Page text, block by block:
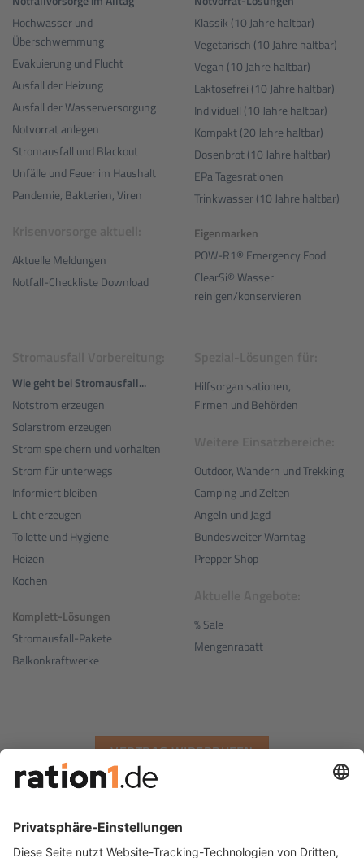
Hochwasser und
Überschwemmung
Evakuierung und Flucht
Ausfall der Heizung
Ausfall der Wasserversorgung
Notvorrat anlegen
Stromausfall und Blackout
Unfälle und Feuer im Haushalt
Pandemie, Bakterien, Viren
Aktuelle Meldungen
Notfall-Checkliste Download
Klassik (10 Jahre haltbar)
Vegetarisch (10 Jahre haltbar)
Vegan (10 Jahre haltbar)
Laktosefrei (10 Jahre haltbar)
Individuell (10 Jahre haltbar)
Kompakt (20 Jahre haltbar)
Dosenbrot (10 Jahre haltbar)
EPa Tagesrationen
Trinkwasser (10 Jahre haltbar)
Eigenmarken
POW-R1® Emergency Food
ClearSi® Wasser
reinigen/konservieren
Wie geht bei Stromausfall...
Notstrom erzeugen
Solarstrom erzeugen
Strom speichern und vorhalten
Strom für unterwegs
Informiert bleiben
Licht erzeugen
Toilette und Hygiene
Heizen
Kochen
Komplett-Lösungen
Stromausfall-Pakete
Balkonkraftwerke
Hilfsorganisationen,
Firmen und Behörden
Outdoor, Wandern und Trekking
Camping und Zelten
Angeln und Jagd
Bundesweiter Warntag
Prepper Shop
% Sale
Mengenrabatt
VERTRAG WIDERRUFEN